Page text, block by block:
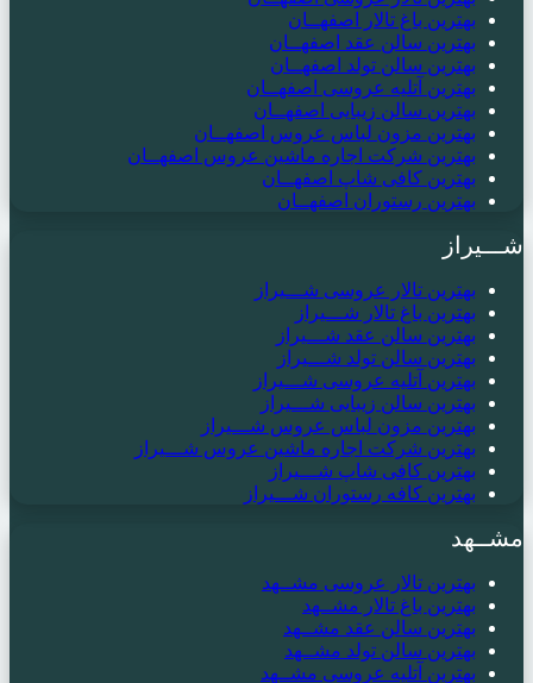
بهترین باغ تالار اصفهــان
بهترین سالن عقد اصفهــان
بهترین سالن تولد اصفهــان
بهترین آتلیه عروسی اصفهــان
بهترین سالن زیبایی اصفهــان
بهترین مزون لباس عروس اصفهــان
بهترین شرکت اجاره ماشین عروس اصفهــان
بهترین کافی شاپ اصفهــان
بهترین رستوران اصفهــان
شـــیراز
بهترین تالار عروسی شـــیراز
بهترین باغ تالار شـــیراز
بهترین سالن عقد شـــیراز
بهترین سالن تولد شـــیراز
بهترین آتلیه عروسی شـــیراز
بهترین سالن زیبایی شـــیراز
بهترین مزون لباس عروس شـــیراز
بهترین شرکت اجاره ماشین عروس شـــیراز
بهترین کافی شاپ شـــیراز
بهترین کافه رستوران شـــیراز
مشــهد
بهترین تالار عروسی مشــهد
بهترین باغ تالار مشــهد
بهترین سالن عقد مشــهد
بهترین سالن تولد مشــهد
بهترین آتلیه عروسی مشــهد